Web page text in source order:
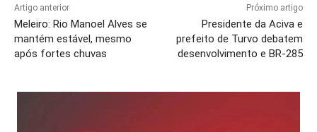
Artigo anterior
Meleiro: Rio Manoel Alves se
mantém estável, mesmo
após fortes chuvas
Próximo artigo
Presidente da Aciva e
prefeito de Turvo debatem
desenvolvimento e BR-285